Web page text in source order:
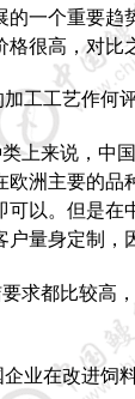
一个重要
很高，对比
工工艺作何
上来说，中
洲主要的
以。但是
量身定制，
求都比较高
业在改进饲